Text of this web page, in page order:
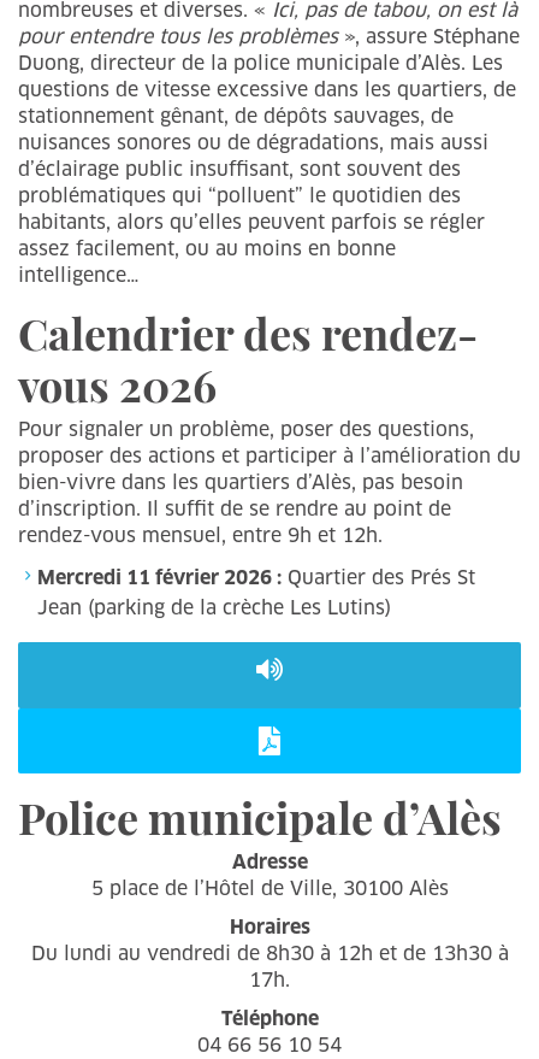
nombreuses et diverses. « Ici, pas de tabou, on est là
pour entendre tous les problèmes», assure Stéphane
Duong, directeur de la police municipale d’Alès. Les
questions de vitesse excessive dans les quartiers, de
stationnement gênant, de dépôts sauvages, de
nuisances sonores ou de dégradations, mais aussi
d’éclairage public insuffisant, sont souvent des
problématiques qui “polluent” le quotidien des
habitants, alors qu’elles peuvent parfois se régler
assez facilement, ou au moins en bonne
intelligence…
Calendrier des rendez-
vous 2026
Pour signaler un problème, poser des questions,
proposer des actions et participer à l’amélioration du
bien-vivre dans les quartiers d’Alès, pas besoin
d’inscription. Il suffit de se rendre au point de
rendez-vous mensuel, entre 9h et 12h.
Mercredi 11 février 2026 : Quartier des Prés St
Jean (parking de la crèche Les Lutins)
Police municipale d’Alès
Adresse
5 place de l’Hôtel de Ville, 30100 Alès
Horaires
Du lundi au vendredi de 8h30 à 12h et de 13h30 à
17h.
Téléphone
04 66 56 10 54